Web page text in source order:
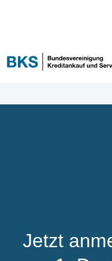
Jetzt